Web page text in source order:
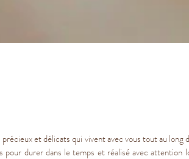
et délicats qui vivent avec vous tout au
pour durer dans le temps et réalisé avec attention